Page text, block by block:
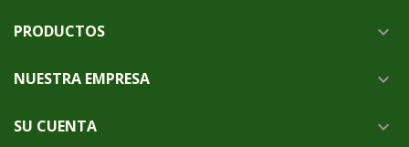
PRODUCTOS 
NUESTRA EMPRESA 
SU CUENTA 